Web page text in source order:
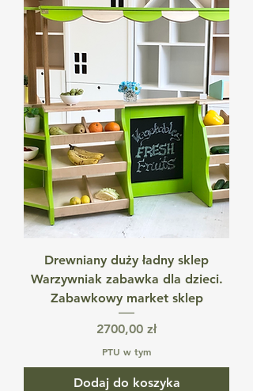
Drewniany duży ładny sklep
Warzywniak zabawka dla dzieci.
Zabawkowy market sklep
Cena
2700,00 zł
PTU w tym
Dodaj do koszyka